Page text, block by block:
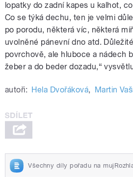
lopatky do zadní kapes u kalhot,
Co se týká dechu, ten je velmi
po porodu, některá víc, některá
uvolněné pánevní dno atd.
povrchově, ale hluboce a nádech
žeber a do beder dozadu,“
autoři: Hela Dvořáková, Martin
Všechny díly pořadu na